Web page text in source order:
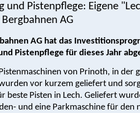
und Pistenpflege: Eigene
AG
AG hat das
Pistenpflege für dieses Jahr
von Prinoth, in der
vor kurzem geliefert und
beste Pisten in Lech. Geliefert
und eine Parkmaschine für den